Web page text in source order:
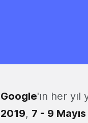
Google'ın her yıl
2019, 7 - 9 Mayıs